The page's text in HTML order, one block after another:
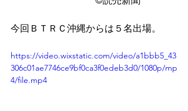
今回ＢＴＲＣ沖縄からは５名出場。
https://video.wixstatic.com/video/a1bbb5_43
306c01ae7746ce9bf0ca3f0edeb3d0/1080p/mp
4/file.mp4